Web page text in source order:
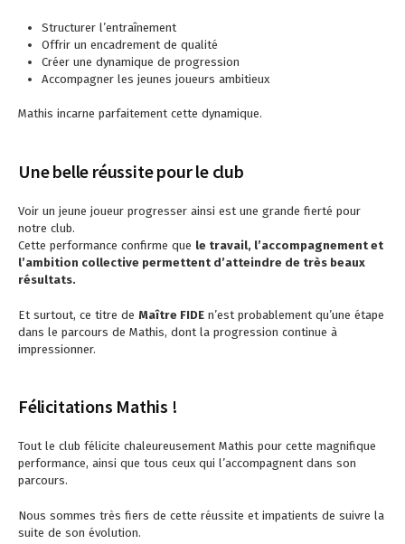
Structurer l’entraînement
Offrir un encadrement de qualité
Créer une dynamique de progression
Accompagner les jeunes joueurs ambitieux
Mathis incarne parfaitement cette dynamique.
Une belle réussite pour le club
Voir un jeune joueur progresser ainsi est une grande fierté pour
notre club.
Cette performance confirme que le travail, l’accompagnement et
l’ambition collective permettent d’atteindre de très beaux
résultats.
Et surtout, ce titre de Maître FIDE n’est probablement qu’une étape
dans le parcours de Mathis, dont la progression continue à
impressionner.
Félicitations Mathis !
Tout le club félicite chaleureusement Mathis pour cette magnifique
performance, ainsi que tous ceux qui l’accompagnent dans son
parcours.
Nous sommes très fiers de cette réussite et impatients de suivre la
suite de son évolution.